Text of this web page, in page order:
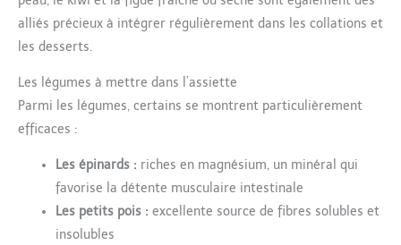
alliés précieux à intégrer régulièrement dans les collations et
les desserts.
Les légumes à mettre dans l’assiette
Parmi les légumes, certains se montrent particulièrement
efficaces :
Les épinards : riches en magnésium, un minéral qui
favorise la détente musculaire intestinale
Les petits pois : excellente source de fibres solubles et
insolubles